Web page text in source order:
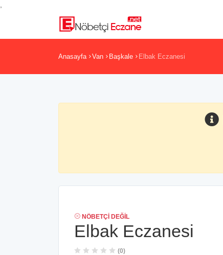
Anasayfa Van Başkale Elbak Eczanesi
NÖBETÇI DEĞIL
Elbak Eczanesi
(0)